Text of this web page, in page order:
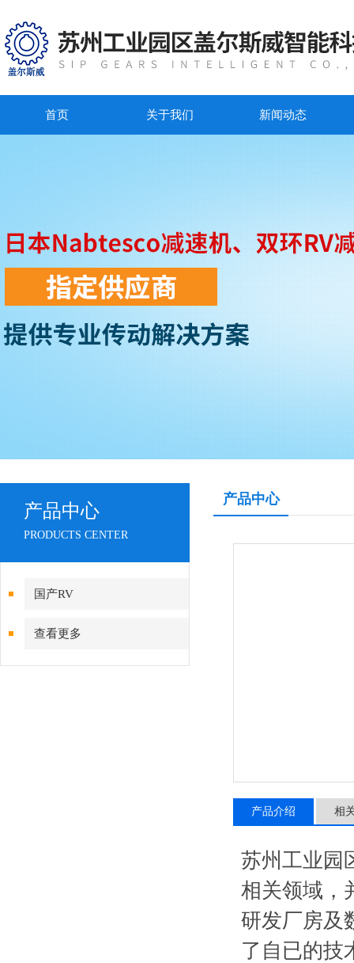
首页 关于我们 新闻动态
产品中心
PRODUCTS CENTER
国产RV
查看更多
产品中心
产品介绍 相
苏州工业园
相关领域，
研发厂房及
了自已的技